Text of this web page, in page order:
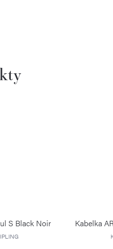
S Black Noir Kabelka